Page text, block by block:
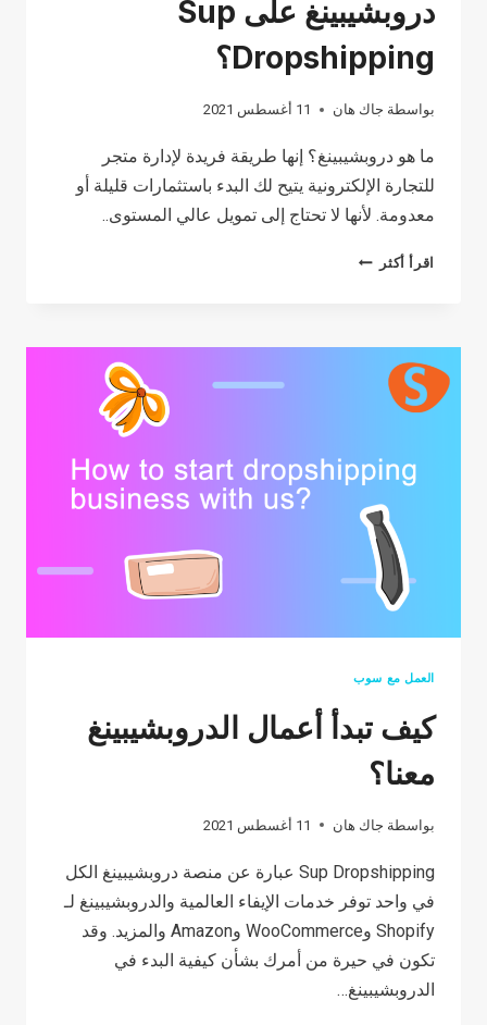
دروبشيبينغ على Sup
Dropshipping؟
بواسطة جاك هان 11 أغسطس 2021
ما هو دروبشيبينغ؟ إنها طريقة فريدة لإدارة متجر
للتجارة الإلكترونية يتيح لك البدء باستثمارات قليلة أو
معدومة. لأنها لا تحتاج إلى تمويل عالي المستوى..
اقرأ أكثر
ما
ما
SUP
DROPSHIPPING؟
العمل مع سوب
كيف تبدأ أعمال الدروبشيبينغ
معنا؟
بواسطة جاك هان 11 أغسطس 2021
Sup Dropshipping عبارة عن منصة دروبشيبينغ الكل
في واحد توفر خدمات الإيفاء العالمية والدروبشيبينغ لـ
Shopify وWooCommerce وAmazon والمزيد. وقد
تكون في حيرة من أمرك بشأن كيفية البدء في
الدروبشيبينغ…